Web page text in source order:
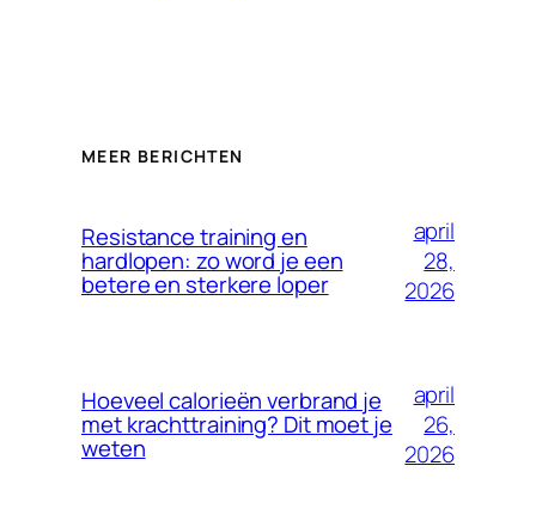
MEER BERICHTEN
Resistance training en
hardlopen: zo word je een
betere en sterkere loper
april
28,
2026
Hoeveel calorieën verbrand je
met krachttraining? Dit moet je
weten
april
26,
2026